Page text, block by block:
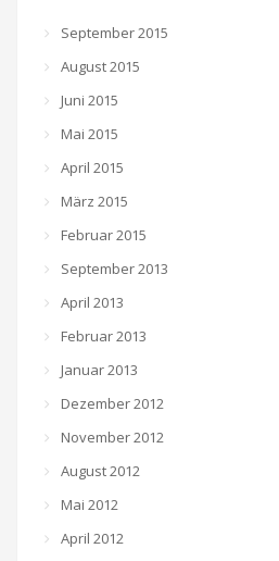
September 2015
August 2015
Juni 2015
Mai 2015
April 2015
März 2015
Februar 2015
September 2013
April 2013
Februar 2013
Januar 2013
Dezember 2012
November 2012
August 2012
Mai 2012
April 2012